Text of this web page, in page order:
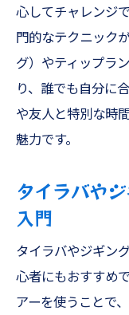
太刀魚や
釣り初心
シング
遊漁船美
家族釣りに
簡単お手
験
心してチャレンジ
門的なテクニック
グ）やティップラ
り、誰でも自分に
や友人と特別な時
魅力です。
タイラバや
入門
タイラバやジギン
心者にもおすすめ
アーを使うことで